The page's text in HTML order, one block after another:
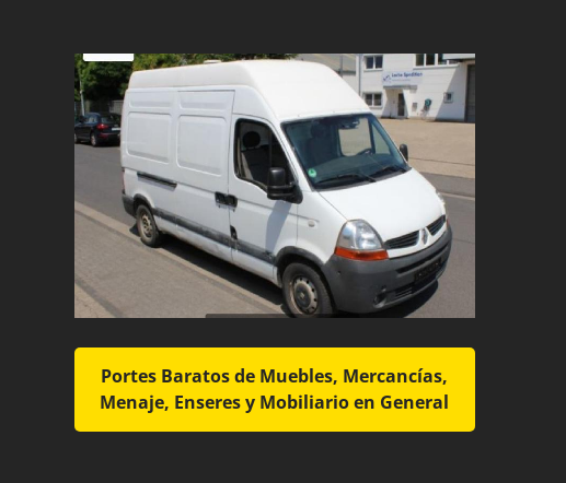
Portes Baratos de Muebles, Mercancías,
Menaje, Enseres y Mobiliario en General